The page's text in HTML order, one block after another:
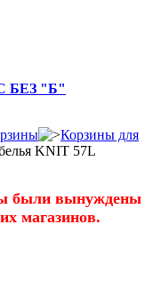
БЕЗ "Б"
Корзины для
KNIT 57L
были вынуждены
магазинов.